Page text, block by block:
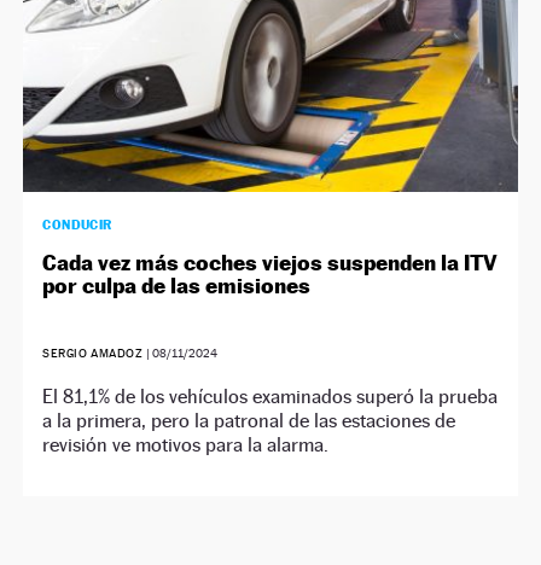
CONDUCIR
Cada vez más coches viejos suspenden la ITV
por culpa de las emisiones
SERGIO AMADOZ | 08/11/2024
El 81,1% de los vehículos examinados superó la prueba
a la primera, pero la patronal de las estaciones de
revisión ve motivos para la alarma.